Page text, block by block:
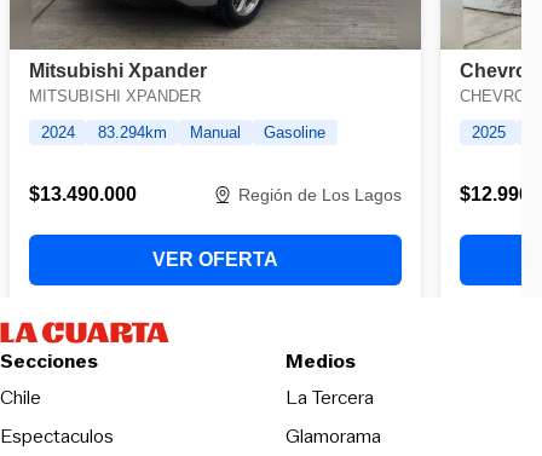
Secciones
Chile
Espectaculos
Medios
La TerceraOpens in new
Glamorama